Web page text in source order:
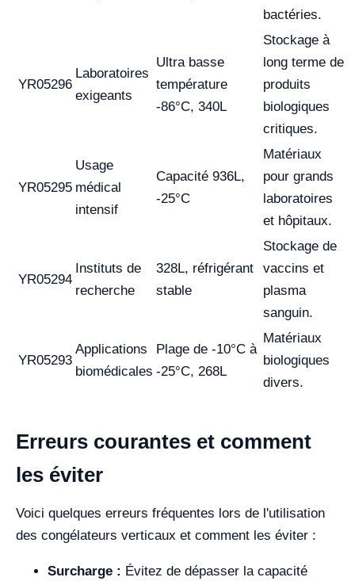
bactéries.
YR05296
Laboratoires
exigeants
Ultra basse
température
-86°C, 340L
Stockage à
long terme de
produits
biologiques
critiques.
YR05295
Usage
médical
intensif
Capacité 936L,
-25°C
Matériaux
pour grands
laboratoires
et hôpitaux.
YR05294
Instituts de
recherche
328L, réfrigérant
stable
Stockage de
vaccins et
plasma
sanguin.
YR05293
Applications
biomédicales
Plage de -10°C à
-25°C, 268L
Matériaux
biologiques
divers.
Erreurs courantes et comment
les éviter
Voici quelques erreurs fréquentes lors de l'utilisation
des congélateurs verticaux et comment les éviter :
Surcharge : Évitez de dépasser la capacité